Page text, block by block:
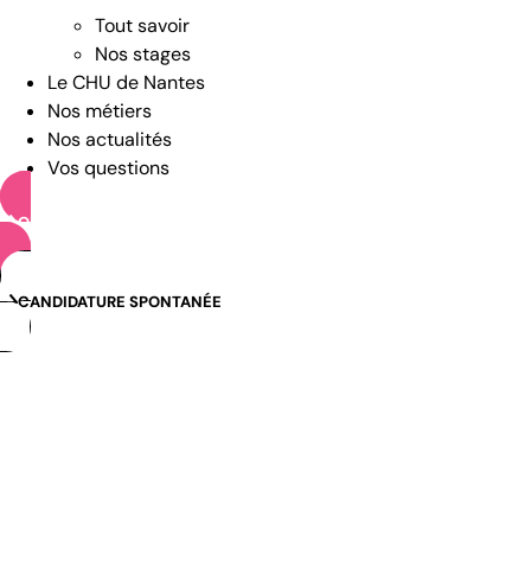
Tout savoir
Nos stages
Le CHU de Nantes
Nos métiers
Nos actualités
Vos questions
OFFRES D’EMPLOI
CANDIDATURE SPONTANÉE